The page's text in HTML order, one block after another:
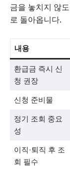
금을 놓치지 않
로 돌아옵니다.
내용
환급금 즉시 신
청 권장
신청 준비물
정기 조회 중요
성
이직·퇴직 후 조
회 필수